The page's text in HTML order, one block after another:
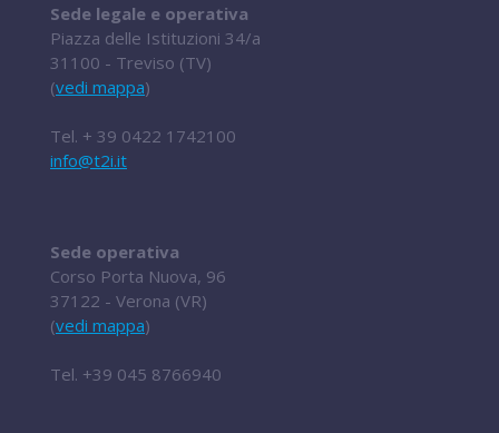
Sede legale e operativa
Piazza delle Istituzioni 34/a
31100 - Treviso (TV)
(vedi mappa)
Tel. + 39 0422 1742100
info@t2i.it
Sede operativa
Corso Porta Nuova, 96
37122 - Verona (VR)
(vedi mappa)
Tel. +39 045 8766940